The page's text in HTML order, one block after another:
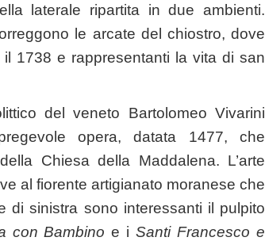
laterale ripartita in due ambienti.
le arcate del chiostro, dove
1738 e rappresentanti la vita di san
del veneto Bartolomeo Vivarini
opera, datata 1477, che
Chiesa della Maddalena. L’arte
al fiorente artigianato moranese che
di sinistra sono interessanti il pulpito
con Bambino e iSanti Francesco e